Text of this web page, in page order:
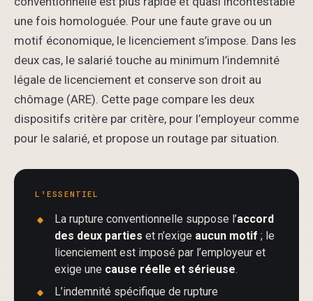
une fois homologuée. Pour une faute grave ou un
motif économique, le licenciement s’impose. Dans les
deux cas, le salarié touche au minimum l’indemnité
légale de licenciement et conserve son droit au
chômage (ARE). Cette page compare les deux
dispositifs critère par critère, pour l’employeur comme
pour le salarié, et propose un routage par situation.
L’ESSENTIEL
La rupture conventionnelle suppose l’accord
des deux parties et n’exige aucun motif ; le
licenciement est imposé par l’employeur et
exige une cause réelle et sérieuse.
L’indemnité spécifique de rupture